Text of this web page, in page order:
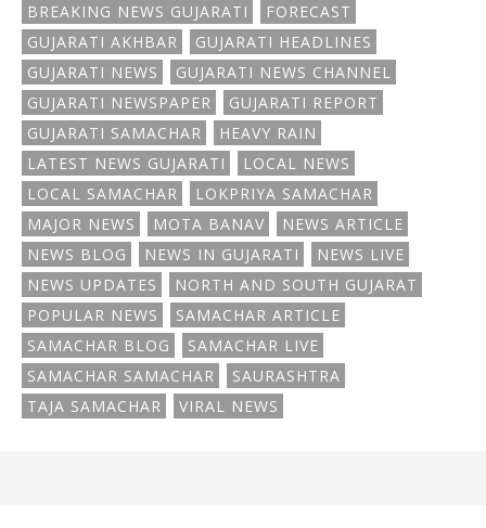
BREAKING NEWS GUJARATI
FORECAST
GUJARATI AKHBAR
GUJARATI HEADLINES
GUJARATI NEWS
GUJARATI NEWS CHANNEL
GUJARATI NEWSPAPER
GUJARATI REPORT
GUJARATI SAMACHAR
HEAVY RAIN
LATEST NEWS GUJARATI
LOCAL NEWS
LOCAL SAMACHAR
LOKPRIYA SAMACHAR
MAJOR NEWS
MOTA BANAV
NEWS ARTICLE
NEWS BLOG
NEWS IN GUJARATI
NEWS LIVE
NEWS UPDATES
NORTH AND SOUTH GUJARAT
POPULAR NEWS
SAMACHAR ARTICLE
SAMACHAR BLOG
SAMACHAR LIVE
SAMACHAR SAMACHAR
SAURASHTRA
TAJA SAMACHAR
VIRAL NEWS